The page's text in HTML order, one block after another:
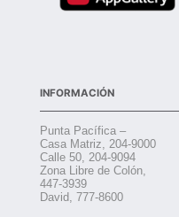
INFORMACIÓN
Punta Pacífica –
Casa Matriz, 204-9000
Calle 50, 204-9094
Zona Libre de Colón,
447-3939
David, 777-8600